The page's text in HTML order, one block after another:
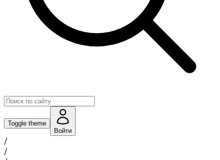
Toggle theme
Войти
/
/